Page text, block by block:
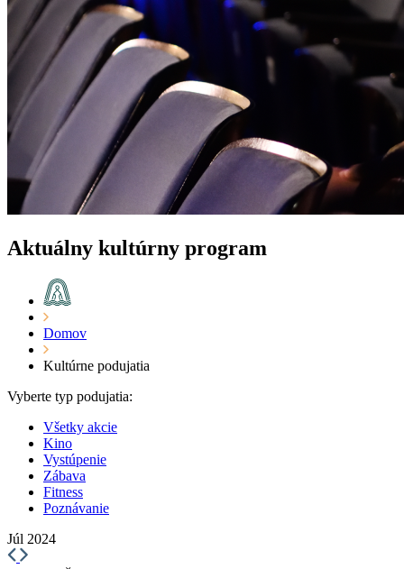
Aktuálny kultúrny program
Domov
Kultúrne podujatia
Vyberte typ podujatia:
Všetky akcie
Kino
Vystúpenie
Zábava
Fitness
Poznávanie
Júl 2024